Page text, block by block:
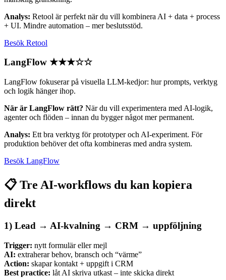
Analys: Retool är perfekt när du vill kombinera AI + data + process
+ UI. Mindre automation – mer beslutsstöd.
Besök Retool
LangFlow ★★★☆☆
LangFlow fokuserar på visuella LLM-kedjor: hur prompts, verktyg
och logik hänger ihop.
När är LangFlow rätt? När du vill experimentera med AI-logik,
agenter och flöden – innan du bygger något mer permanent.
Analys: Ett bra verktyg för prototyper och AI-experiment. För
produktion behöver det ofta kombineras med andra system.
Besök LangFlow
📋 Tre AI-workflows du kan kopiera
direkt
1) Lead → AI-kvalning → CRM → uppföljning
Trigger: nytt formulär eller mejl
AI: extraherar behov, bransch och “värme”
Action: skapar kontakt + uppgift i CRM
Best practice: låt AI skriva utkast – inte skicka direkt